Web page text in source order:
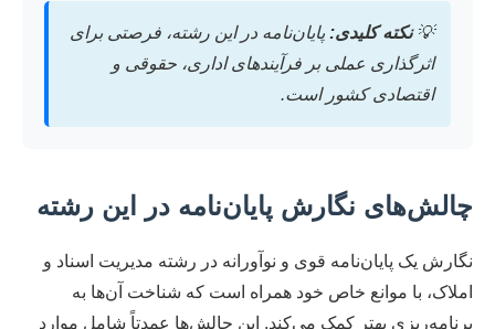
💡نکته کلیدی: پایان‌نامه در این رشته، فرصتی برای
اثرگذاری عملی بر فرآیندهای اداری، حقوقی و
اقتصادی کشور است.
چالش‌های نگارش پایان‌نامه در این رشته
نگارش یک پایان‌نامه قوی و نوآورانه در رشته مدیریت اسناد و
املاک، با موانع خاص خود همراه است که شناخت آن‌ها به
برنامه‌ریزی بهتر کمک می‌کند. این چالش‌ها عمدتاً شامل موارد